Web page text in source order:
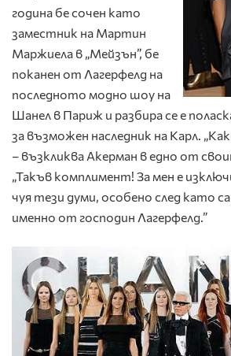
година бе сочен като
заместник на Мартин
Маржиела в „Мейзън”, бе
поканен от Лагерфелд на
последното модно шоу на
Шанел в Париж и разбира се е
за възможен наследник на Карл.
– възкликва Акерман в едно от
„Такъв комплимент! За мен е
чуя тези думи, особено след като
именно от господин Лагерфелд.”